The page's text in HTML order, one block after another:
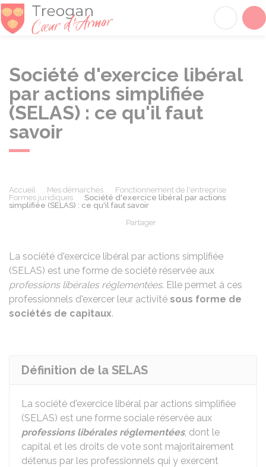
Société d'exercice libéral
par actions simplifiée
(SELAS) : ce qu'il faut
savoir
Accueil Mes démarches
Fonctionnement de l'entreprise
Formes juridiques
Société d'exercice libéral par actions
simplifiée (SELAS) : ce qu'il faut savoir
Partager
La société d'exercice libéral par actions simplifiée
(SELAS) est une forme de société réservée aux
professions libérales réglementées. Elle permet à ces
professionnels d'exercer leur activité sous forme de
sociétés de capitaux.
Définition de la SELAS
La société d'exercice libéral par actions simplifiée
(SELAS) est une forme sociale réservée aux
professions libérales réglementées, dont le
capital et les droits de vote sont majoritairement
détenus par les professionnels qui y exercent